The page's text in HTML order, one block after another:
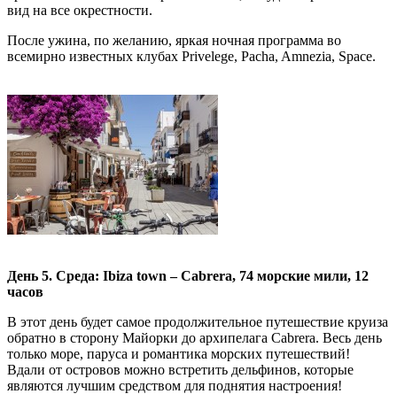
вид на все окрестности.
После ужина, по желанию, яркая ночная программа во
всемирно известных клубах Privelege, Pacha, Amnezia, Space.
День 5. Среда: Ibiza town –Cabrera, 74 морские мили, 12
часов
В этот день будет самое продолжительное путешествие круиза
обратно в сторону Майорки до архипелага Cabrera. Весь день
только море, паруса и романтика морских путешествий!
Вдали от островов можно встретить дельфинов, которые
являются лучшим средством для поднятия настроения!